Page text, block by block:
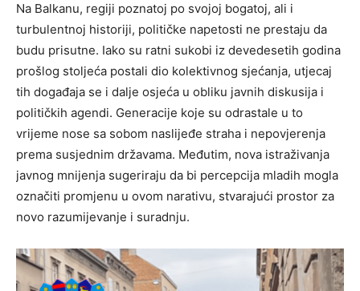
Na Balkanu, regiji poznatoj po svojoj bogatoj, ali i
turbulentnoj historiji, političke napetosti ne prestaju da
budu prisutne. Iako su ratni sukobi iz devedesetih godina
prošlog stoljeća postali dio kolektivnog sjećanja, utjecaj
tih događaja se i dalje osjeća u obliku javnih diskusija i
političkih agendi. Generacije koje su odrastale u to
vrijeme nose sa sobom naslijeđe straha i nepovjerenja
prema susjednim državama. Međutim, nova istraživanja
javnog mnijenja sugeriraju da bi percepcija mladih mogla
označiti promjenu u ovom narativu, stvarajući prostor za
novo razumijevanje i suradnju.